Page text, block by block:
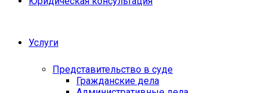
Услуги
Представительство в суде
Гражданские дела